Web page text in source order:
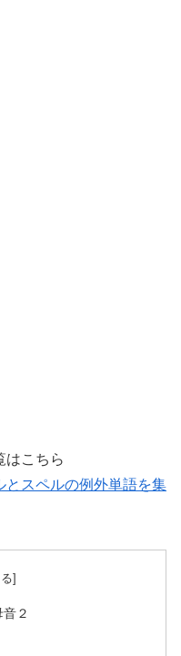
はこちら
スペルの例外単語を集
２